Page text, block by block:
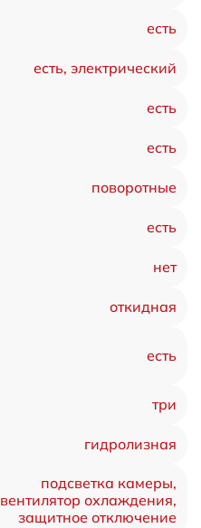
есть
есть, электрический
есть
есть
поворотные
есть
нет
откидная
есть
три
гидролизная
подсветка камеры,
вентилятор охлаждения,
защитное отключение